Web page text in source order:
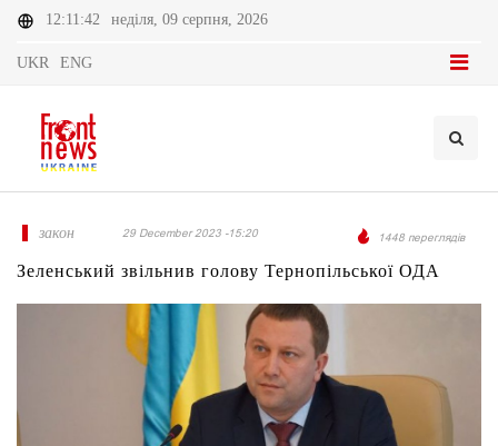
12:11:42 неділя, 09 серпня, 2026
UKR ENG
закон 29 December 2023 -15:20 1448 переглядів
Зеленський звільнив голову Тернопільської ОДА